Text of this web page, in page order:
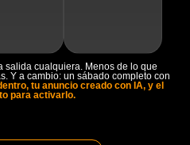
salida cualquiera. Menos de lo que
Y a cambio: un sábado completo con
tu anuncio creado con IA, y el
para activarlo.